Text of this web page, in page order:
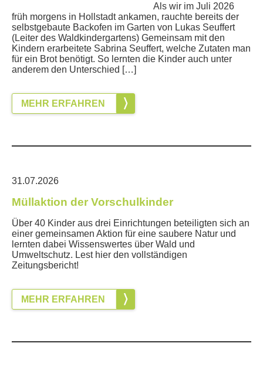
Als wir im Juli 2026
früh morgens in Hollstadt ankamen, rauchte bereits der
selbstgebaute Backofen im Garten von Lukas Seuffert
(Leiter des Waldkindergartens) Gemeinsam mit den
Kindern erarbeitete Sabrina Seuffert, welche Zutaten man
für ein Brot benötigt. So lernten die Kinder auch unter
anderem den Unterschied […]
MEHR ERFAHREN
31.07.2026
Müllaktion der Vorschulkinder
Über 40 Kinder aus drei Einrichtungen beteiligten sich an
einer gemeinsamen Aktion für eine saubere Natur und
lernten dabei Wissenswertes über Wald und
Umweltschutz. Lest hier den vollständigen
Zeitungsbericht!
MEHR ERFAHREN